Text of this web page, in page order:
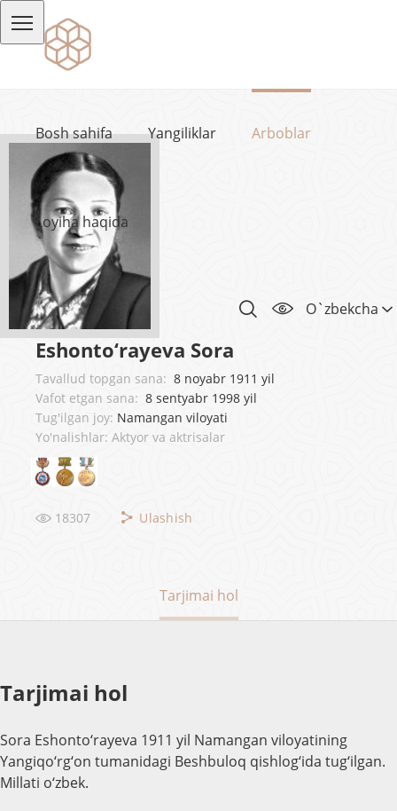
Bosh sahifa Yangiliklar Arboblar
Loyiha haqida
O`zbekcha
Eshonto‘rayeva Sora
Tavallud topgan sana: 8 noyabr 1911 yil
Vafot etgan sana: 8 sentyabr 1998 yil
Tug'ilgan joy: Namangan viloyati
Yo'nalishlar: Aktyor va aktrisalar
18307 Ulashish
Tarjimai hol
Tarjimai hol
Sora Eshonto‘rayeva 1911 yil Namangan viloyatining
Yangiqo‘rg‘on tumanidagi Beshbuloq qishlog‘ida tug‘ilgan.
Millati o‘zbek.